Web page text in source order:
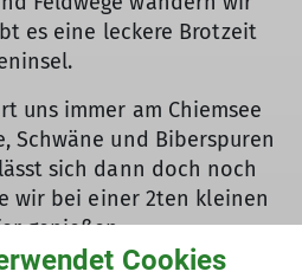
es eine leckere Brotzeit
uns immer am Chiemsee
Schwäne und Biberspuren
sich dann doch noch
wir bei einer 2ten kleinen
genießen.
Cookies